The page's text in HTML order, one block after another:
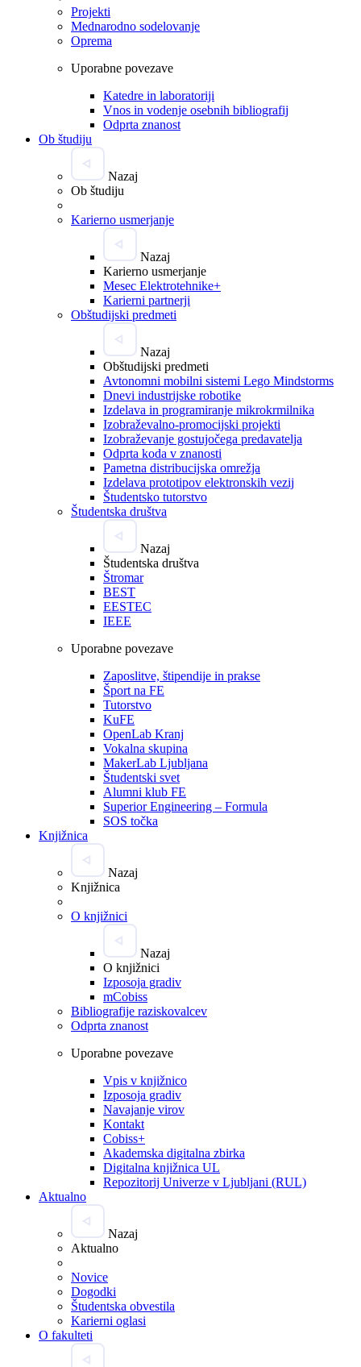
Projekti
Mednarodno sodelovanje
Oprema
Uporabne povezave
Katedre in laboratoriji
Vnos in vodenje osebnih bibliografij
Odprta znanost
Ob študiju
Nazaj
Ob študiju
Karierno usmerjanje
Nazaj
Karierno usmerjanje
Mesec Elektrotehnike+
Karierni partnerji
Obštudijski predmeti
Nazaj
Obštudijski predmeti
Avtonomni mobilni sistemi Lego Mindstorms
Dnevi industrijske robotike
Izdelava in programiranje mikrokrmilnika
Izobraževalno-promocijski projekti
Izobraževanje gostujočega predavatelja
Odprta koda v znanosti
Pametna distribucijska omrežja
Izdelava prototipov elektronskih vezij
Študentsko tutorstvo
Študentska društva
Nazaj
Študentska društva
Štromar
BEST
EESTEC
IEEE
Uporabne povezave
Zaposlitve, štipendije in prakse
Šport na FE
Tutorstvo
KuFE
OpenLab Kranj
Vokalna skupina
MakerLab Ljubljana
Študentski svet
Alumni klub FE
Superior Engineering – Formula
SOS točka
Knjižnica
Nazaj
Knjižnica
O knjižnici
Nazaj
O knjižnici
Izposoja gradiv
mCobiss
Bibliografije raziskovalcev
Odprta znanost
Uporabne povezave
Vpis v knjižnico
Izposoja gradiv
Navajanje virov
Kontakt
Cobiss+
Akademska digitalna zbirka
Digitalna knjižnica UL
Repozitorij Univerze v Ljubljani (RUL)
Aktualno
Nazaj
Aktualno
Novice
Dogodki
Študentska obvestila
Karierni oglasi
O fakulteti